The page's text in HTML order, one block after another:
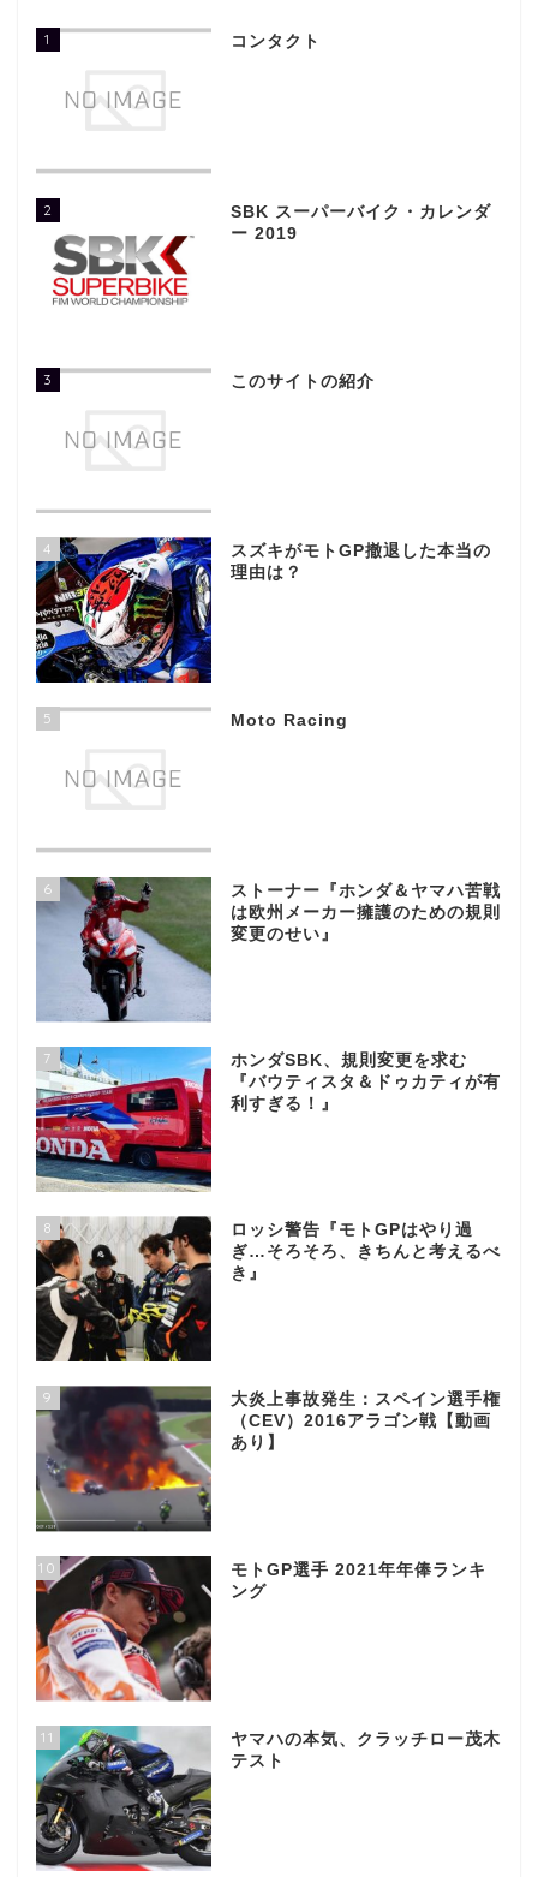
1 コンタクト
2
SBK スーパーバイク・カレンダ
ー 2019
3 このサイトの紹介
4
スズキがモトGP撤退した本当の
理由は？
5 Moto Racing
6
ストーナー『ホンダ＆ヤマハ苦戦
は欧州メーカー擁護のための規則
変更のせい』
7
ホンダSBK、規則変更を求む
『バウティスタ＆ドゥカティが有
利すぎる！』
8
ロッシ警告『モトGPはやり過
ぎ…そろそろ、きちんと考えるべ
き』
9
大炎上事故発生：スペイン選手権
（CEV）2016アラゴン戦【動画
あり】
10
モトGP選手 2021年年俸ランキ
ング
11
ヤマハの本気、クラッチロー茂木
テスト